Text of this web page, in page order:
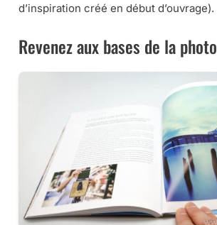
d’inspiration créé en début d’ouvrage).
Revenez aux bases de la photo